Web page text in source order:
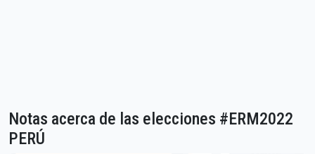
Notas acerca de las elecciones #ERM2022
PERÚ